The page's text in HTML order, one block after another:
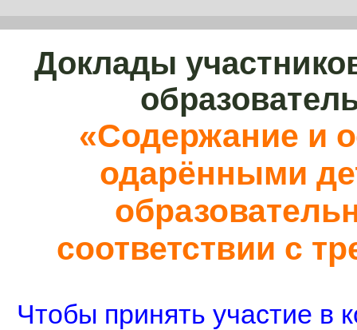
Доклады
«Содержание и
одарёнными
соответствии с
Чтобы принять участие в